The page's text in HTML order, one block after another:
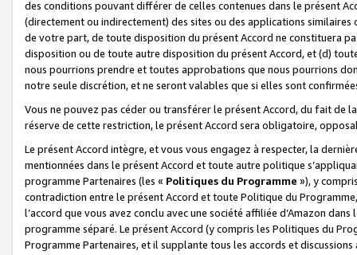
des conditions pouvant différer de celles contenues dans le présent
(directement ou indirectement) des sites ou des applications
de votre part, de toute disposition du présent Accord ne constituera
disposition ou de toute autre disposition du présent Accord, et (d)
nous pourrions prendre et toutes approbations que nous pourrions
notre seule discrétion, et ne seront valables que si elles sont
Vous ne pouvez pas céder ou transférer le présent Accord, du fait de
réserve de cette restriction, le présent Accord sera obligatoire,
Le présent Accord intègre, et vous vous engagez à respecter, la
mentionnées dans le présent Accord et toute autre politique
programme Partenaires (les « Politiques du Programme »), y
contradiction entre le présent Accord et toute Politique du
l’accord que vous avez conclu avec une société affiliée d’Amazon
programme séparé. Le présent Accord (y compris les Politiques du
Programme Partenaires, et il supplante tous les accords et discussions